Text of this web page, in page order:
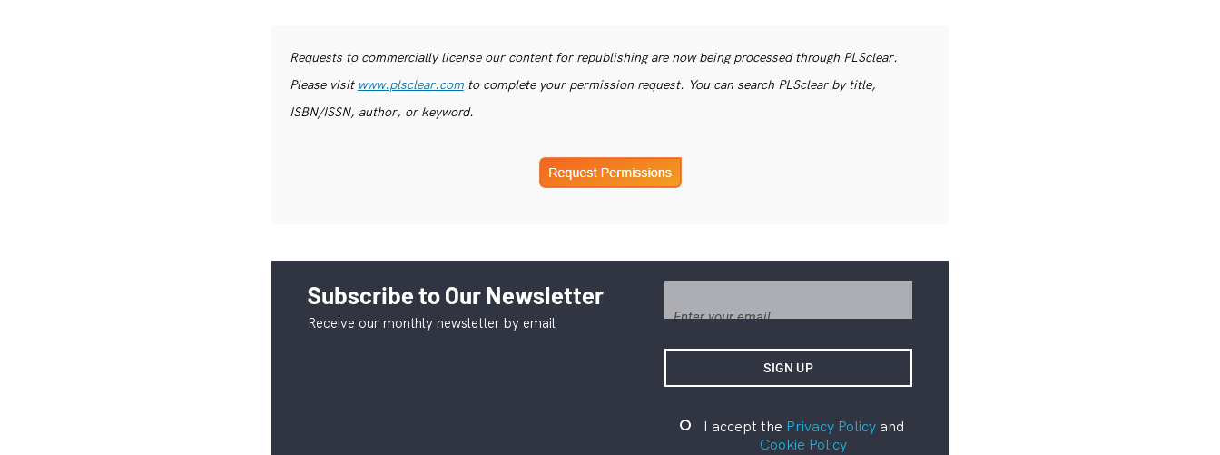
Requests to commercially license our content for republishing are now being processed through PLSclear.
Please visit www.plsclear.comto complete your permission request. You can search PLSclear by title,
ISBN/ISSN, author, or keyword.
Subscribe to Our Newsletter
Receive our monthly newsletter by email
I accept the Privacy Policyand
Cookie Policy